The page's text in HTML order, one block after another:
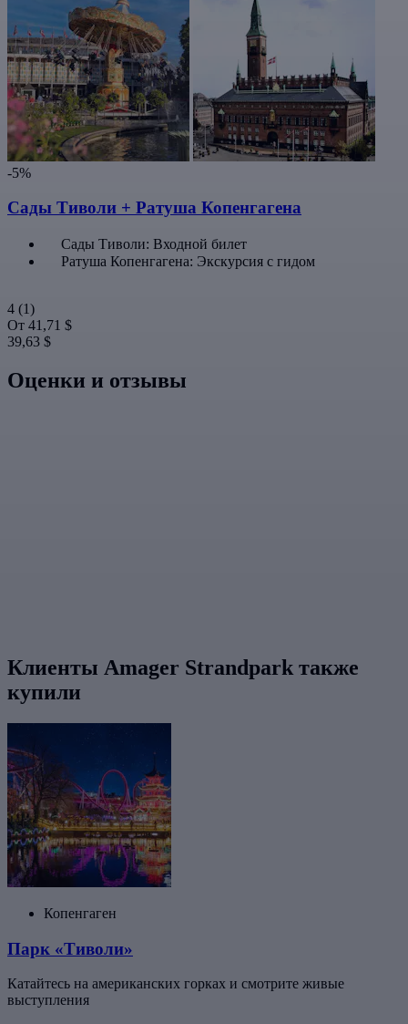
-5%
Сады Тиволи + Ратуша Копенгагена
Сады Тиволи: Входной билет
Ратуша Копенгагена: Экскурсия с гидом
4 (1)
От 41,71 $
39,63 $
Оценки и отзывы
Клиенты Amager Strandpark также
купили
Копенгаген
Парк «Тиволи»
Катайтесь на американских горках и смотрите живые
выступления